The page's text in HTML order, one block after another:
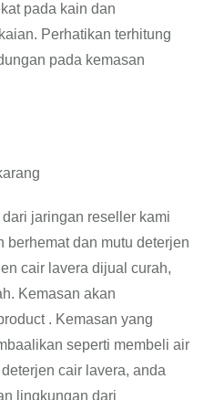
pada kain dan
Perhatikan terhitung
pada kemasan
jaringan reseller kami
berhemat dan mutu deterjen
cair lavera dijual curah,
Kemasan akan
. Kemasan yang
seperti membeli air
cair lavera, anda
lingkungan dari